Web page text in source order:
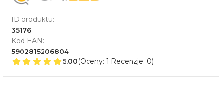
ID produktu:
35176
Kod EAN:
5902815206804
5.00(Oceny: 1 Recenzje: 0)